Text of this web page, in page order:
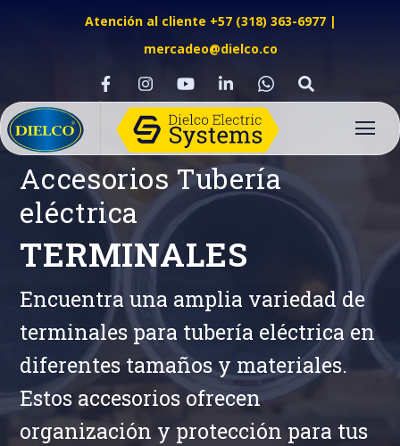
Atención al cliente +57 (318) 363-6977|
mercadeo@dielco.co
Accesorios Tubería
eléctrica
TERMINALES
Encuentra una amplia variedad de
terminales para tubería eléctrica en
diferentes tamaños y materiales.
Estos accesorios ofrecen
organización y protección para tus